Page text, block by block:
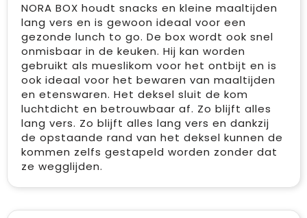
NORA BOX houdt snacks en kleine maaltijden
lang vers en is gewoon ideaal voor een
gezonde lunch to go. De box wordt ook snel
onmisbaar in de keuken. Hij kan worden
gebruikt als mueslikom voor het ontbijt en is
ook ideaal voor het bewaren van maaltijden
en etenswaren. Het deksel sluit de kom
luchtdicht en betrouwbaar af. Zo blijft alles
lang vers. Zo blijft alles lang vers en dankzij
de opstaande rand van het deksel kunnen de
kommen zelfs gestapeld worden zonder dat
ze wegglijden.